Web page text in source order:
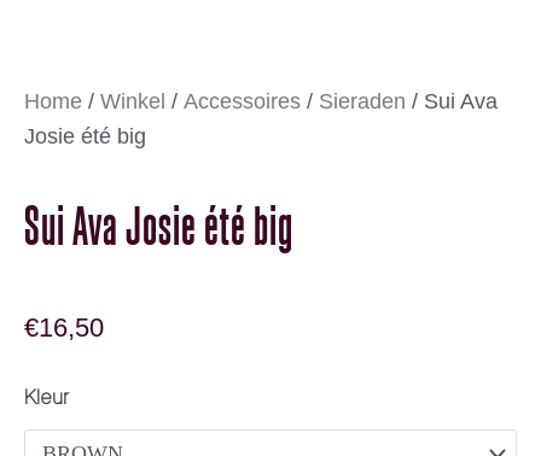
Home / Winkel / Accessoires / Sieraden / Sui Ava
Josie été big
Sui Ava Josie été big
€16,50
Kleur
Sui Ava Josie été big aantal